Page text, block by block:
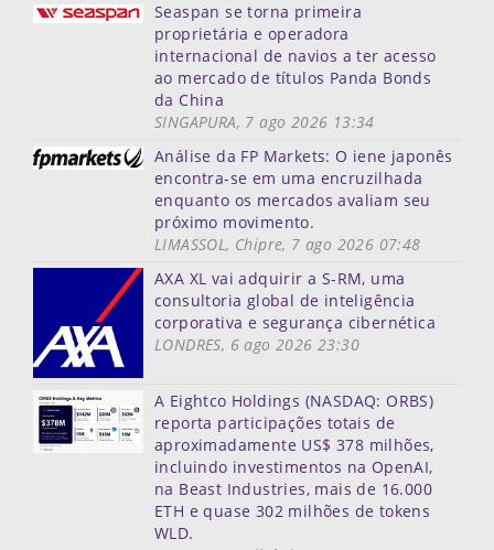
Seaspan se torna primeira
proprietária e operadora
internacional de navios a ter acesso
ao mercado de títulos Panda Bonds
da China
SINGAPURA, 7 ago 2026 13:34
Análise da FP Markets: O iene japonês
encontra-se em uma encruzilhada
enquanto os mercados avaliam seu
próximo movimento.
LIMASSOL, Chipre, 7 ago 2026 07:48
AXA XL vai adquirir a S-RM, uma
consultoria global de inteligência
corporativa e segurança cibernética
LONDRES, 6 ago 2026 23:30
A Eightco Holdings (NASDAQ: ORBS)
reporta participações totais de
aproximadamente US$ 378 milhões,
incluindo investimentos na OpenAI,
na Beast Industries, mais de 16.000
ETH e quase 302 milhões de tokens
WLD.